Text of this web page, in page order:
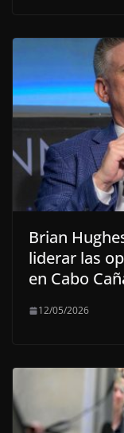
Brian
liderar las
en Cabo
12/05/2026